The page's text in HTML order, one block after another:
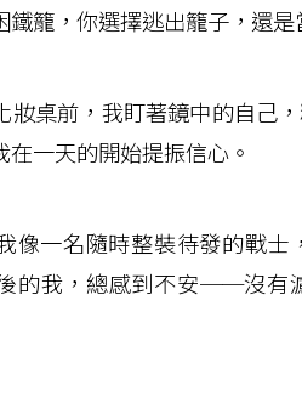
籠，你選擇逃出籠子，還
桌前，我盯著鏡中的自己
一天的開始提振信心。
像一名隨時整裝待發的戰士
的我，總感到不安──沒有